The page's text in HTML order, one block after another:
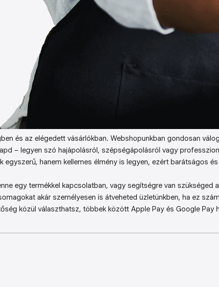
és az elégedett vásárlókban. Webshopunkban gondosan
– legyen szó hajápolásról, szépségápolásról vagy
egyszerű, hanem kellemes élmény is legyen, ezért barátságos
egy termékkel kapcsolatban, vagy segítségre van szükséged
akár személyesen is átveheted üzletünkben, ha ez
közül választhatsz, többek között Apple Pay és Google Pay